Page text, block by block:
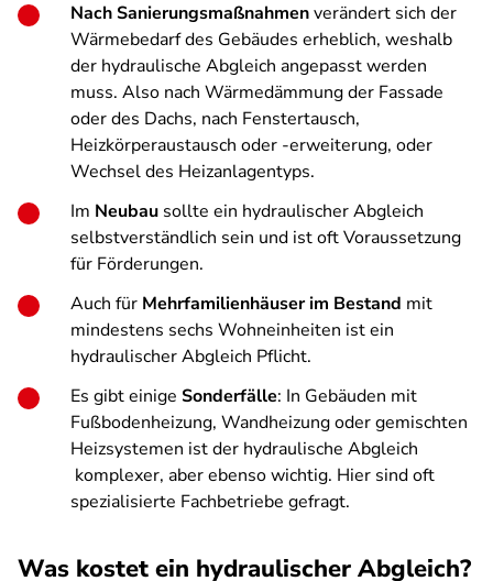
Nach Sanierungsmaßnahmenverändert sich der
Wärmebedarf des Gebäudes erheblich, weshalb
der hydraulische Abgleich angepasst werden
muss. Also nach Wärmedämmung der Fassade
oder des Dachs, nach Fenstertausch,
Heizkörperaustausch oder -erweiterung, oder
Wechsel des Heizanlagentyps.
Im Neubau sollte ein hydraulischer Abgleich
selbstverständlich sein und ist oft Voraussetzung
für Förderungen.
Auch für Mehrfamilienhäuser im Bestand mit
mindestens sechs Wohneinheiten ist ein
hydraulischer Abgleich Pflicht.
Es gibt einige Sonderfälle: In Gebäuden mit
Fußbodenheizung, Wandheizung oder gemischten
Heizsystemen ist der hydraulische Abgleich
komplexer, aber ebenso wichtig. Hier sind oft
spezialisierte Fachbetriebe gefragt.
Was kostet ein hydraulischer Abgleich?